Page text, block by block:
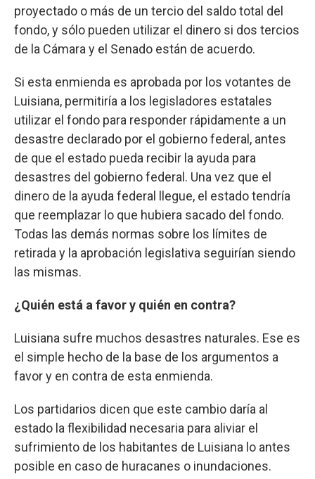
proyectado o más de un tercio del saldo total del
fondo, y sólo pueden utilizar el dinero si dos tercios
de la Cámara y el Senado están de acuerdo.
Si esta enmienda es aprobada por los votantes de
Luisiana, permitiría a los legisladores estatales
utilizar el fondo para responder rápidamente a un
desastre declarado por el gobierno federal, antes
de que el estado pueda recibir la ayuda para
desastres del gobierno federal. Una vez que el
dinero de la ayuda federal llegue, el estado tendría
que reemplazar lo que hubiera sacado del fondo.
Todas las demás normas sobre los límites de
retirada y la aprobación legislativa seguirían siendo
las mismas.
¿Quién está a favor y quién en contra?
Luisiana sufre muchos desastres naturales. Ese es
el simple hecho de la base de los argumentos a
favor y en contra de esta enmienda.
Los partidarios dicen que este cambio daría al
estado la flexibilidad necesaria para aliviar el
sufrimiento de los habitantes de Luisiana lo antes
posible en caso de huracanes o inundaciones.